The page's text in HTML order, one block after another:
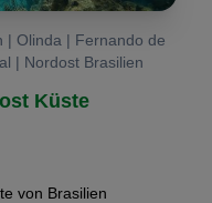
| Olinda | Fernando de
| Nordost Brasilien
Küste
von Brasilien